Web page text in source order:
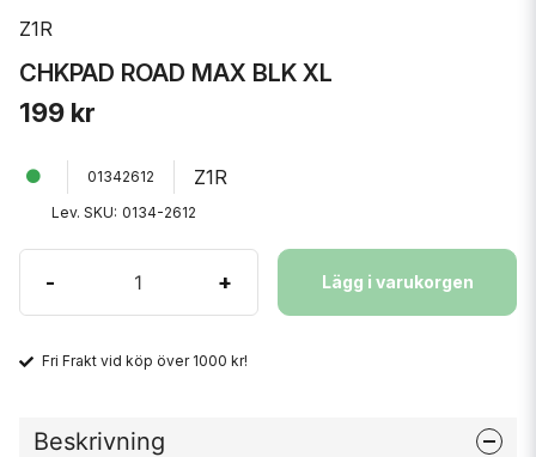
Z1R
CHKPAD ROAD MAX BLK XL
199 kr
01342612 Z1R
Lev. SKU: 0134-2612
- + Lägg i varukorgen
Fri Frakt vid köp över 1000 kr!
Beskrivning